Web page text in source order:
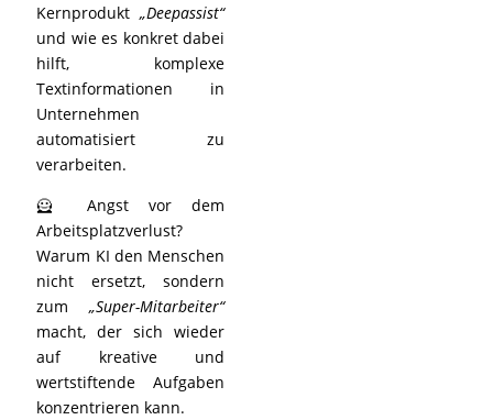
Kernprodukt „Deepassist“
und wie es konkret dabei
hilft, komplexe
Textinformationen in
Unternehmen
automatisiert zu
verarbeiten.
🦸 Angst vor dem
Arbeitsplatzverlust?
Warum KI den Menschen
nicht ersetzt, sondern
zum „Super-Mitarbeiter“
macht, der sich wieder
auf kreative und
wertstiftende Aufgaben
konzentrieren kann.